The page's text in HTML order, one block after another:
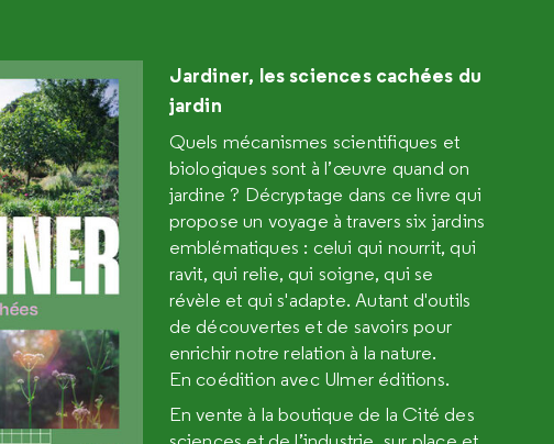
Jardiner, les sciences cachées du
jardin
Quels mécanismes scientifiques et
biologiques sont à l’œuvre quand on
jardine ? Décryptage dans ce livre qui
propose un voyage à travers six jardins
emblématiques : celui qui nourrit, qui
ravit, qui relie, qui soigne, qui se
révèle et qui s'adapte. Autant d'outils
de découvertes et de savoirs pour
enrichir notre relation à la nature.
En coédition avec Ulmer éditions.
En vente à la boutique de la Cité des